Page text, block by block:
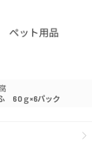
60ｇ×6パック